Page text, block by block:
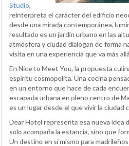
Studio,
reinterpreta el carácter del edificio
desde una mirada contemporánea,
resultado es un jardín urbano en las
atmósfera y ciudad dialogan de forma
visita en una experiencia que va más
En Nice to Meet You, la propuesta
espíritu cosmopolita. Una cocina
en un entorno que hace de cada
escapada urbana en pleno centro de
es un lugar desde el que vivir la ciudad
Dear Hotel representa esa nueva idea
solo acompaña la estancia, sino que
Un destino en sí mismo para